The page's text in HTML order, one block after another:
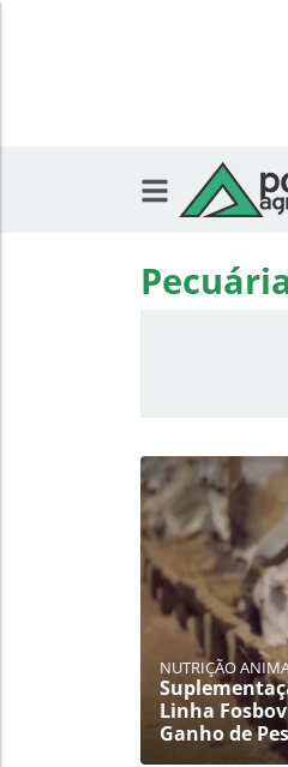
NUTRIÇÃO
Linha
Ganho de